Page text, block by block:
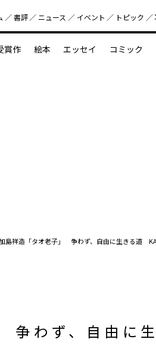
好書好日
書評 ニュース イベント トピック
賞作 絵本 エッセイ コミック
島祥造「タオ――老子」 争わず、自由に生きる道
争わず、自由に